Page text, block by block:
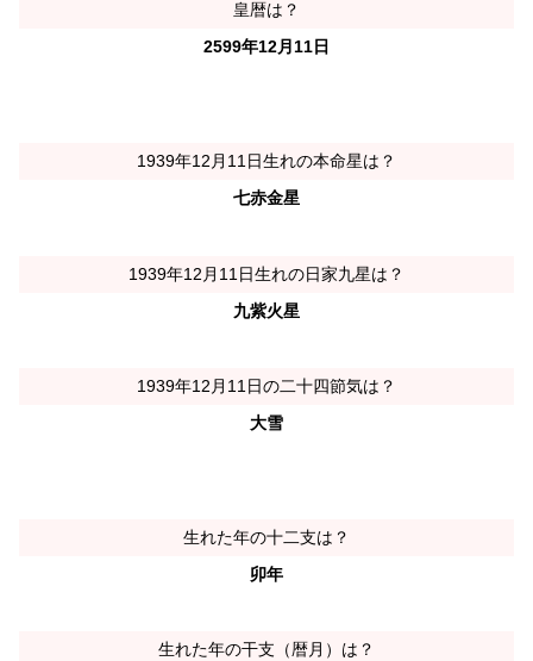
皇暦は？
2599年12月11日
1939年12月11日生れの本命星は？
七赤金星
1939年12月11日生れの日家九星は？
九紫火星
1939年12月11日の二十四節気は？
大雪
生れた年の十二支は？
卯年
生れた年の干支（暦月）は？